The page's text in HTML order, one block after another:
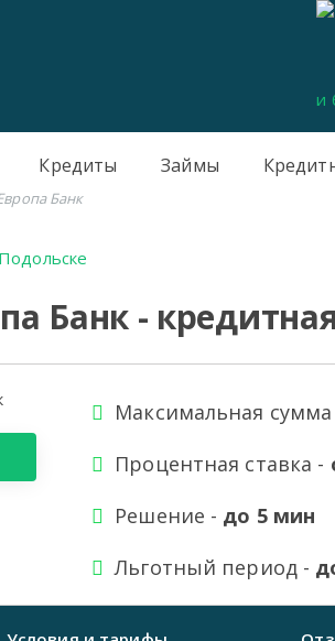
Кредиты Займы
Банк
Банк -
Максимальная сумма
Процентная ставка -
Решение - до 5 мин
Льготный период -